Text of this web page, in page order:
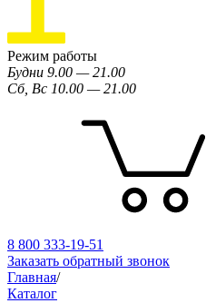
Режим работы
Будни 9.00 — 21.00
Сб, Вс 10.00 — 21.00
8 800 333-19-51
Заказать обратный звонок
Главная/
Каталог